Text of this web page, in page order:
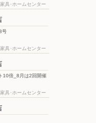
家具･ホームセンター
号
家具･ホームセンター
10倍_8月は2回開催
家具･ホームセンター